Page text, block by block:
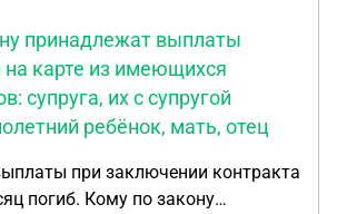
принадлежат выплаты
карте из имеющихся
супруга, их с супругой
ребёнок, мать, отец
при заключении контракта
погиб. Кому по закону